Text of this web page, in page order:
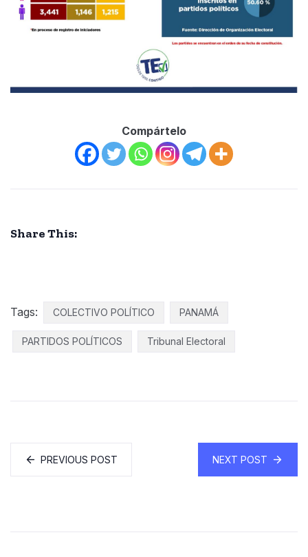
Compártelo
Share This:
Tags: COLECTIVO POLÍTICO PANAMÁ
PARTIDOS POLÍTICOS Tribunal Electoral
PREVIOUS POST NEXT POST